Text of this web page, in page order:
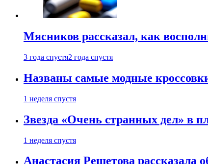
Мясников рассказал, как
3 года спустя2 года спустя
Названы самые модные
1 неделя спустя
Звезда «Очень странных дел» в
1 неделя спустя
Анастасия Решетова рассказала